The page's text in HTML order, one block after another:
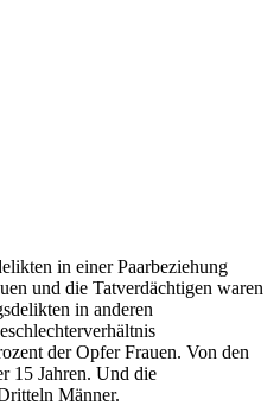
in einer Paarbeziehung
und die Tatverdächtigen waren
in anderen
der Opfer Frauen. Von den
15 Jahren. Und die
Männer.